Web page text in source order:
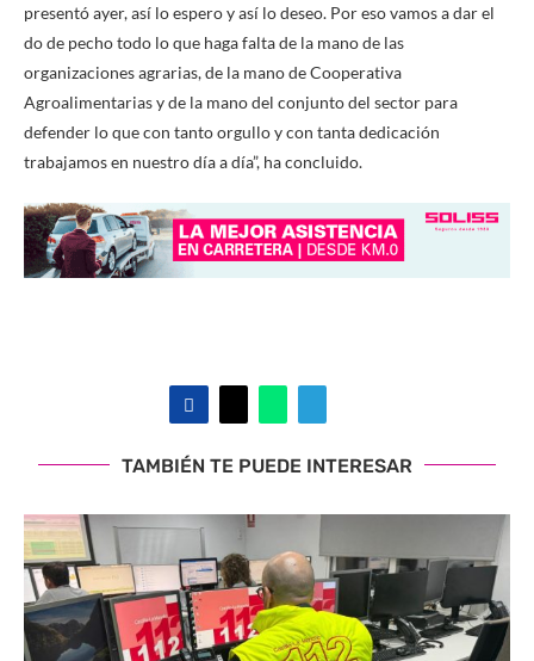
presentó ayer, así lo espero y así lo deseo. Por eso vamos a dar el
do de pecho todo lo que haga falta de la mano de las
organizaciones agrarias, de la mano de Cooperativa
Agroalimentarias y de la mano del conjunto del sector para
defender lo que con tanto orgullo y con tanta dedicación
trabajamos en nuestro día a día”, ha concluido.
TAMBIÉN TE PUEDE INTERESAR